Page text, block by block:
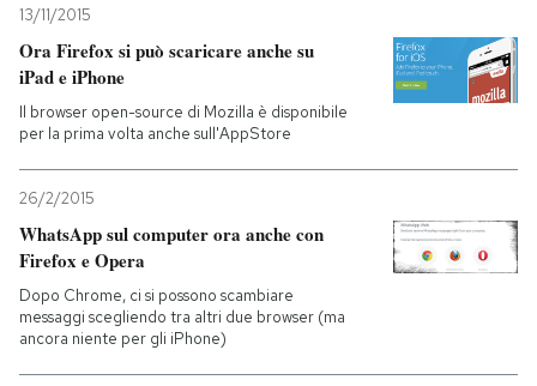
PODCAST
NEWSLETTER
SHOP
CALENDARIO
13/11/2015
Ora Firefox si può scaricare anche su
iPad e iPhone
Il browser open-source di Mozilla è disponibile
per la prima volta anche sull'AppStore
26/2/2015
WhatsApp sul computer ora anche con
Firefox e Opera
Dopo Chrome, ci si possono scambiare
messaggi scegliendo tra altri due browser (ma
ancora niente per gli iPhone)